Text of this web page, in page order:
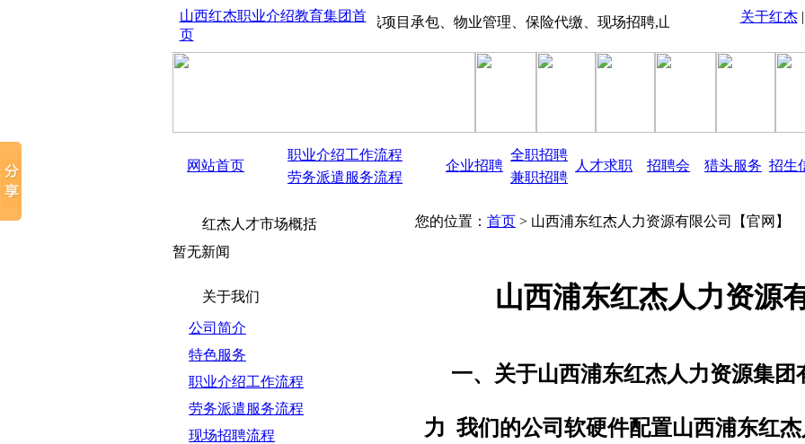
山西红杰职业介绍教育集团首
页
太原红杰人才市场、劳务派遣、劳务外包、大中型生产线项目承包、物业管理、保险代缴、现场招聘,山西招考信息、职业教育
关于红杰
网站首页
职业介绍工作流程
企业招聘
全职招聘
人才求职 招聘会 猎头服务 招生
劳务派遣服务流程 兼职招聘
红杰人才市场概括
暂无新闻
关于我们
公司简介
特色服务
职业介绍工作流程
劳务派遣服务流程
现场招聘流程
您的位置： 首页 > 山西浦东红杰人力资源有限公司【官网】
山西浦东红杰人力资源
一、 关于山西浦东红杰人力资源集团
力 我们的公司软硬件配置山西浦东红